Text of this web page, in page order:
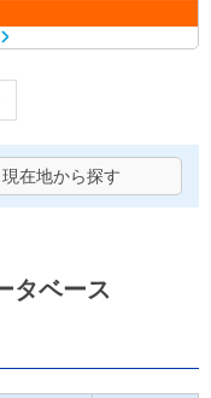
現在地から探す
タベース